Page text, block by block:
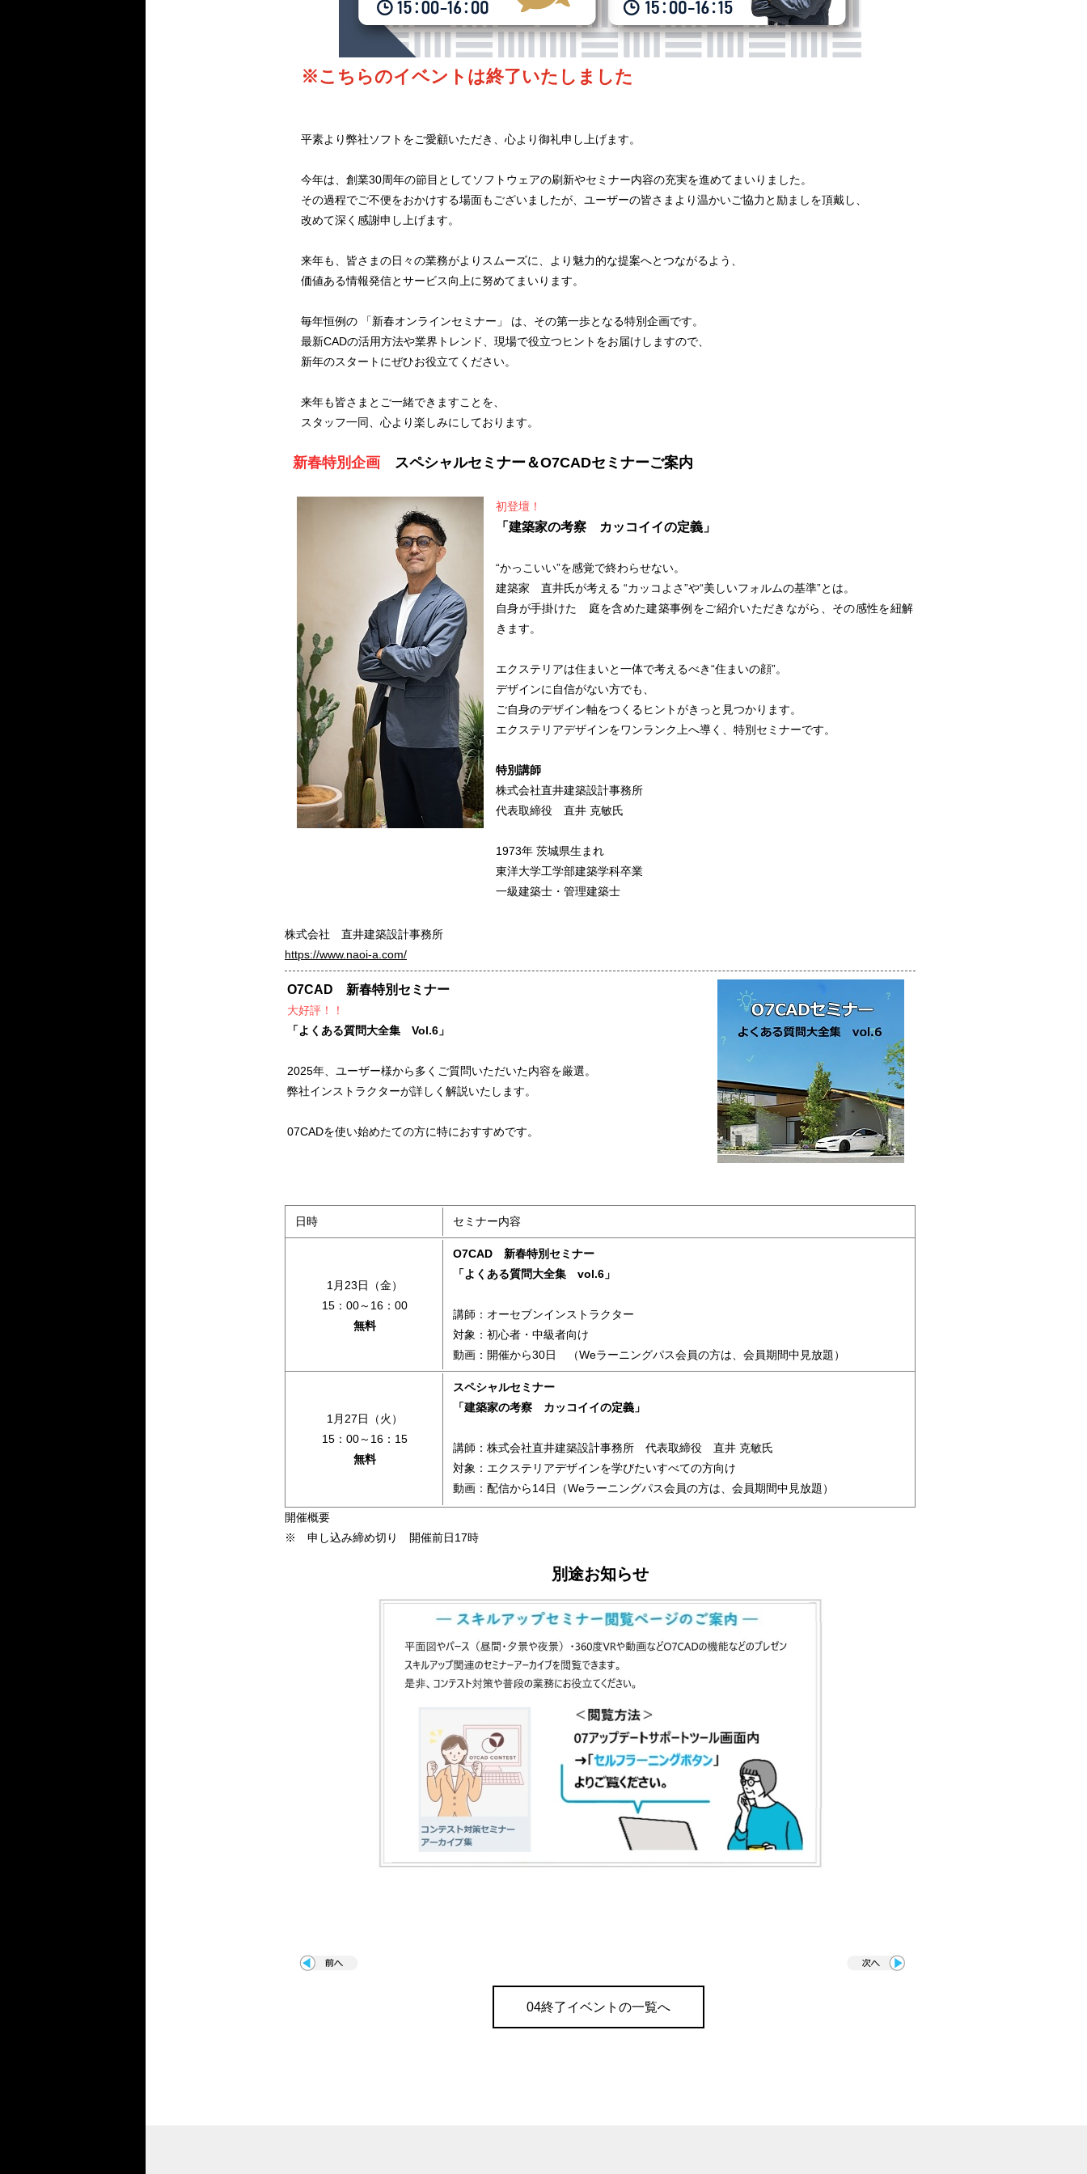
※こちらのイベントは終了いたしました
平素より弊社ソフトをご愛顧いただき、心より御礼申し上げます。
今年は、創業30周年の節目としてソフトウェアの刷新やセミナー内容の充実を進めてまいりました。
その過程でご不便をおかけする場面もございましたが、ユーザーの皆さまより温かいご協力と励ましを頂戴し、
改めて深く感謝申し上げます。
来年も、皆さまの日々の業務がよりスムーズに、より魅力的な提案へとつながるよう、
価値ある情報発信とサービス向上に努めてまいります。
毎年恒例の 「新春オンラインセミナー」 は、その第一歩となる特別企画です。
最新CADの活用方法や業界トレンド、現場で役立つヒントをお届けしますので、
新年のスタートにぜひお役立てください。
来年も皆さまとご一緒できますことを、
スタッフ一同、心より楽しみにしております。
新春特別企画 スペシャルセミナー＆O7CADセミナーご案内
初登壇！
「建築家の考察 カッコイイの定義」
“かっこいい”を感覚で終わらせない。
建築家 直井氏が考える “カッコよさ”や“美しいフォルムの基準”とは。
自身が手掛けた 庭を含めた建築事例をご紹介いただきながら、その感性を紐解
きます。
エクステリアは住まいと一体で考えるべき“住まいの顔”。
デザインに自信がない方でも、
ご自身のデザイン軸をつくるヒントがきっと見つかります。
エクステリアデザインをワンランク上へ導く、特別セミナーです。
特別講師
株式会社直井建築設計事務所
代表取締役 直井 克敏氏
1973年 茨城県生まれ
東洋大学工学部建築学科卒業
一級建築士・管理建築士
株式会社 直井建築設計事務所
https://www.naoi-a.com/
O7CAD 新春特別セミナー
大好評！！
「よくある質問大全集 Vol.6」
2025年、ユーザー様から多くご質問いただいた内容を厳選。
弊社インストラクターが詳しく解説いたします。
07CADを使い始めたての方に特におすすめです。
日時 セミナー内容
1月23日（金）
15：00～16：00
無料
O7CAD 新春特別セミナー
「よくある質問大全集 vol.6」
講師：オーセブンインストラクター
対象：初心者・中級者向け
動画：開催から30日 （Weラーニングパス会員の方は、会員期間中見放題）
1月27日（火）
15：00～16：15
無料
スペシャルセミナー
「建築家の考察 カッコイイの定義」
講師：株式会社直井建築設計事務所 代表取締役 直井 克敏氏
対象：エクステリアデザインを学びたいすべての方向け
動画：配信から14日（Weラーニングパス会員の方は、会員期間中見放題）
開催概要
※ 申し込み締め切り 開催前日17時
別途お知らせ
04終了イベントの一覧へ